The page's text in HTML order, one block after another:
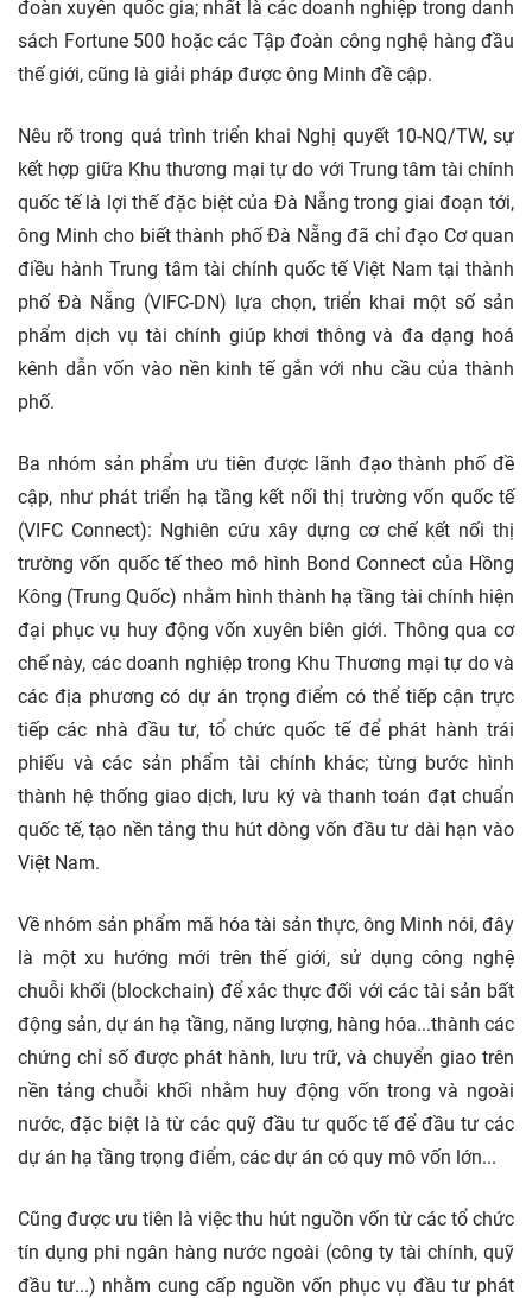
đoàn xuyên quốc gia; nhất là các doanh nghiệp trong danh
sách Fortune 500 hoặc các Tập đoàn công nghệ hàng đầu
thế giới, cũng là giải pháp được ông Minh đề cập.
Nêu rõ trong quá trình triển khai Nghị quyết 10-NQ/TW, sự
kết hợp giữa Khu thương mại tự do với Trung tâm tài chính
quốc tế là lợi thế đặc biệt của Đà Nẵng trong giai đoạn tới,
ông Minh cho biết thành phố Đà Nẵng đã chỉ đạo Cơ quan
điều hành Trung tâm tài chính quốc tế Việt Nam tại thành
phố Đà Nẵng (VIFC-DN) lựa chọn, triển khai một số sản
phẩm dịch vụ tài chính giúp khơi thông và đa dạng hoá
kênh dẫn vốn vào nền kinh tế gắn với nhu cầu của thành
phố.
Ba nhóm sản phẩm ưu tiên được lãnh đạo thành phố đề
cập, như phát triển hạ tầng kết nối thị trường vốn quốc tế
(VIFC Connect): Nghiên cứu xây dựng cơ chế kết nối thị
trường vốn quốc tế theo mô hình Bond Connect của Hồng
Kông (Trung Quốc) nhằm hình thành hạ tầng tài chính hiện
đại phục vụ huy động vốn xuyên biên giới. Thông qua cơ
chế này, các doanh nghiệp trong Khu Thương mại tự do và
các địa phương có dự án trọng điểm có thể tiếp cận trực
tiếp các nhà đầu tư, tổ chức quốc tế để phát hành trái
phiếu và các sản phẩm tài chính khác; từng bước hình
thành hệ thống giao dịch, lưu ký và thanh toán đạt chuẩn
quốc tế, tạo nền tảng thu hút dòng vốn đầu tư dài hạn vào
Việt Nam.
Về nhóm sản phẩm mã hóa tài sản thực, ông Minh nói, đây
là một xu hướng mới trên thế giới, sử dụng công nghệ
chuỗi khối (blockchain) để xác thực đối với các tài sản bất
động sản, dự án hạ tầng, năng lượng, hàng hóa...thành các
chứng chỉ số được phát hành, lưu trữ, và chuyển giao trên
nền tảng chuỗi khối nhằm huy động vốn trong và ngoài
nước, đặc biệt là từ các quỹ đầu tư quốc tế để đầu tư các
dự án hạ tầng trọng điểm, các dự án có quy mô vốn lớn...
Cũng được ưu tiên là việc thu hút nguồn vốn từ các tổ chức
tín dụng phi ngân hàng nước ngoài (công ty tài chính, quỹ
đầu tư...) nhằm cung cấp nguồn vốn phục vụ đầu tư phát